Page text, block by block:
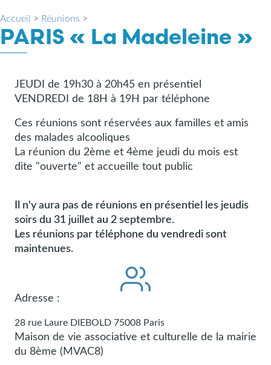
Accueil > Réunions >
PARIS « La Madeleine »
JEUDI de 19h30 à 20h45 en présentiel
VENDREDI de 18H à 19H par téléphone
Ces réunions sont réservées aux familles et amis
des malades alcooliques
La réunion du 2ème et 4ème jeudi du mois est
dite "ouverte" et accueille tout public
Il n'y aura pas de réunions en présentiel les jeudis
soirs du 31 juillet au 2 septembre.
Les réunions par téléphone du vendredi sont
maintenues.
Adresse :
28 rue Laure DIEBOLD 75008 Paris
Maison de vie associative et culturelle de la mairie
du 8ème (MVAC8)